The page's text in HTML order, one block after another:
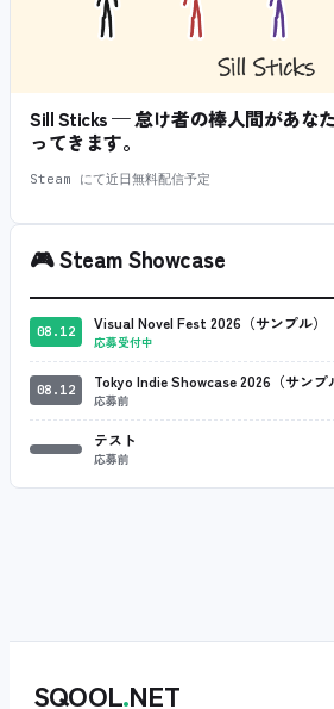
Sill Sticks — 怠け者の棒人間があな
ってきます。
Steam にて近日無料配信予定
🎮Steam Showcase
08.12 Visual Novel Fest 2026（サンプル）
応募受付中
08.12 Tokyo Indie Showcase 2026（サンプ
応募前
テスト
応募前
SQOOL.NET